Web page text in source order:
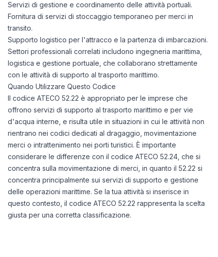
Servizi di gestione e coordinamento delle attività portuali.
Fornitura di servizi di stoccaggio temporaneo per merci in
transito.
Supporto logistico per l'attracco e la partenza di imbarcazioni.
Settori professionali correlati includono ingegneria marittima,
logistica e gestione portuale, che collaborano strettamente
con le attività di supporto al trasporto marittimo.
Quando Utilizzare Questo Codice
Il codice ATECO 52.22 è appropriato per le imprese che
offrono servizi di supporto al trasporto marittimo e per vie
d'acqua interne, e risulta utile in situazioni in cui le attività non
rientrano nei codici dedicati al dragaggio, movimentazione
merci o intrattenimento nei porti turistici. È importante
considerare le differenze con il codice ATECO 52.24, che si
concentra sulla movimentazione di merci, in quanto il 52.22 si
concentra principalmente sui servizi di supporto e gestione
delle operazioni marittime. Se la tua attività si inserisce in
questo contesto, il codice ATECO 52.22 rappresenta la scelta
giusta per una corretta classificazione.